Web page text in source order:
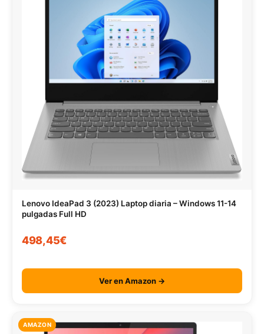
Lenovo IdeaPad 3 (2023) Laptop diaria – Windows 11-14
pulgadas Full HD
498,45€
Ver en Amazon →
AMAZON